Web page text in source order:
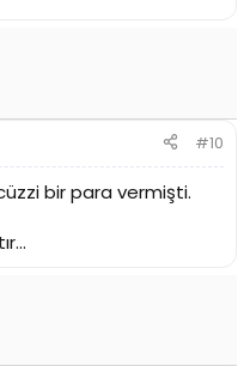
#10
bir para vermişti.